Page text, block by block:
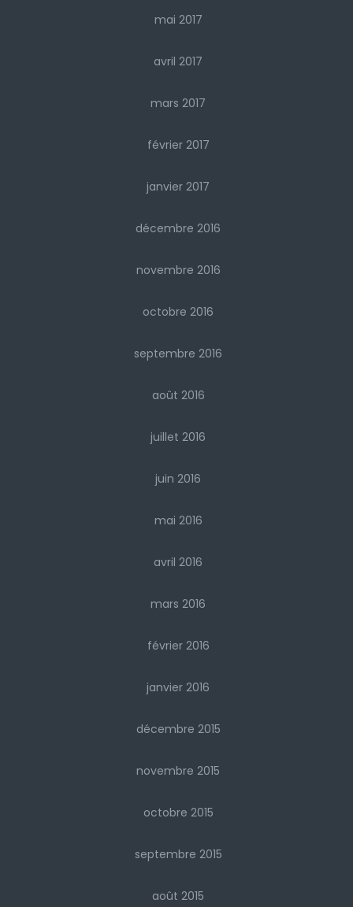
mai 2017
avril 2017
mars 2017
février 2017
janvier 2017
décembre 2016
novembre 2016
octobre 2016
septembre 2016
août 2016
juillet 2016
juin 2016
mai 2016
avril 2016
mars 2016
février 2016
janvier 2016
décembre 2015
novembre 2015
octobre 2015
septembre 2015
août 2015